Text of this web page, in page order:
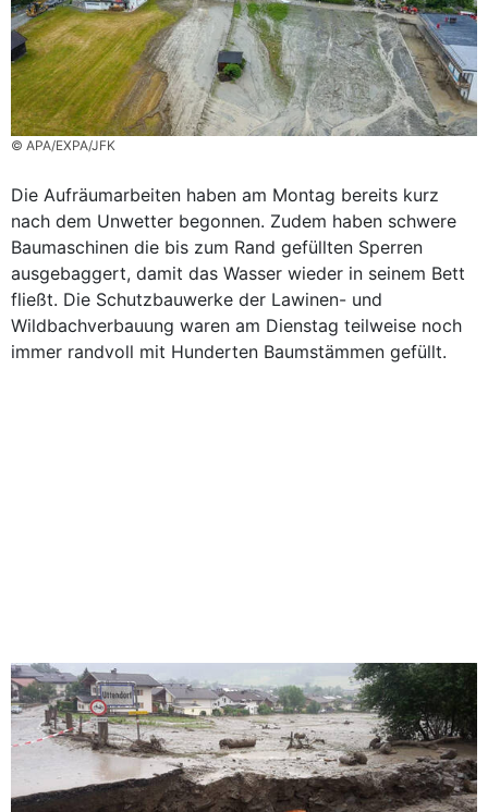
© APA/EXPA/JFK
Die Aufräumarbeiten haben am Montag bereits kurz
nach dem Unwetter begonnen. Zudem haben schwere
Baumaschinen die bis zum Rand gefüllten Sperren
ausgebaggert, damit das Wasser wieder in seinem Bett
fließt. Die Schutzbauwerke der Lawinen- und
Wildbachverbauung waren am Dienstag teilweise noch
immer randvoll mit Hunderten Baumstämmen gefüllt.